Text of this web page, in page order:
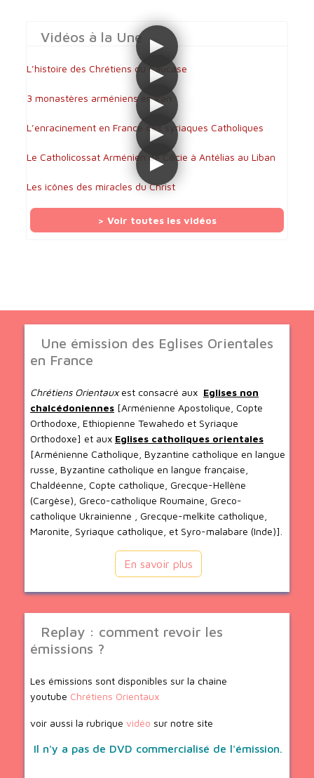
Vidéos à la Une
L’histoire des Chrétiens du Caucase
3 monastères arméniens en Iran
L’enracinement en France des syriaques Catholiques
Le Catholicossat Arménien de Cilicie à Antélias au Liban
Les icônes des miracles du Christ
> Voir toutes les vidéos
Une émission des Eglises Orientales
en France
Chrétiens Orientauxest consacré aux Eglises non
chalcédoniennes [Arménienne Apostolique, Copte
Orthodoxe, Ethiopienne Tewahedo et Syriaque
Orthodoxe] et aux Eglises catholiques orientales
[Arménienne Catholique, Byzantine catholique en langue
russe, Byzantine catholique en langue française,
Chaldéenne, Copte catholique, Grecque-Hellène
(Cargèse), Greco-catholique Roumaine, Greco-
catholique Ukrainienne , Grecque-melkite catholique,
Maronite, Syriaque catholique, et Syro-malabare (Inde)].
En savoir plus
Replay : comment revoir les
émissions ?
Les émissions sont disponibles sur la chaine
youtube Chrétiens Orientaux
voir aussi la rubrique vidéo sur notre site
Il n'y a pas de DVD commercialisé de l'émission.